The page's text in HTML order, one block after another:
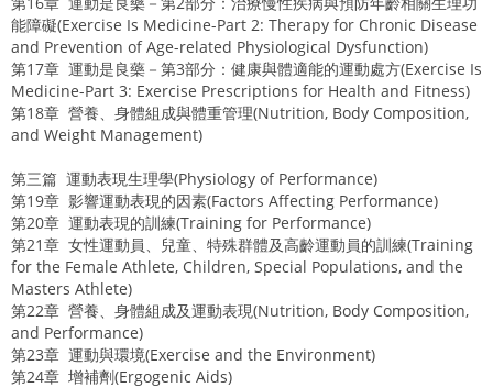
能障礙(Exercise Is Medicine-Part 2: Therapy for Chronic Disease
and Prevention of Age-related Physiological Dysfunction)
第17章 運動是良藥－第3部分：健康與體適能的運動處方(Exercise Is
Medicine-Part 3: Exercise Prescriptions for Health and Fitness)
第18章 營養、身體組成與體重管理(Nutrition, Body Composition,
and Weight Management)
第三篇 運動表現生理學(Physiology of Performance)
第19章 影響運動表現的因素(Factors Affecting Performance)
第20章 運動表現的訓練(Training for Performance)
第21章 女性運動員、兒童、特殊群體及高齡運動員的訓練(Training
for the Female Athlete, Children, Special Populations, and the
Masters Athlete)
第22章 營養、身體組成及運動表現(Nutrition, Body Composition,
and Performance)
第23章 運動與環境(Exercise and the Environment)
第24章 增補劑(Ergogenic Aids)